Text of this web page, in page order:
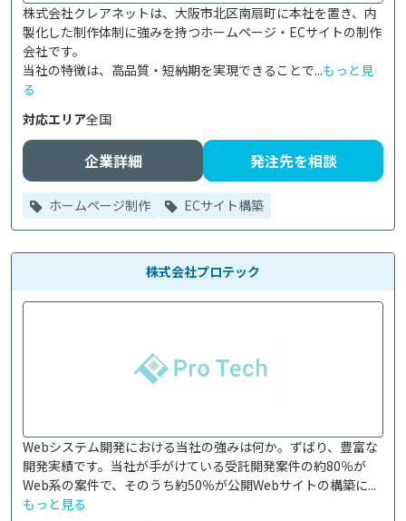
株式会社クレアネットは、大阪市北区南扇町に本社を置き、内
製化した制作体制に強みを持つホームページ・ECサイトの制作
会社です。
当社の特徴は、高品質・短納期を実現できることで...もっと見
る
対応エリア全国
企業詳細 発注先を相談
ホームページ制作 ECサイト構築
株式会社プロテック
Webシステム開発における当社の強みは何か。ずばり、豊富な
開発実績です。当社が手がけている受託開発案件の約80％が
Web系の案件で、そのうち約50％が公開Webサイトの構築に...
もっと見る